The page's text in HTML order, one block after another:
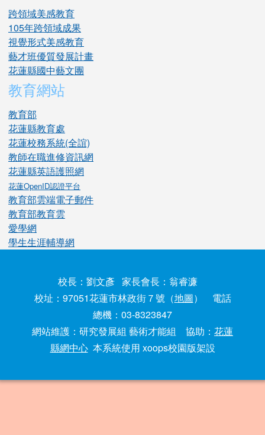
跨領域美感教育
105年跨領域成果
視覺形式美感教育
藝才班優質發展計畫
花蓮縣國中藝文團
教育網站
教育部
花蓮縣教育處
花蓮校務系統(全誼)
教師在職進修資訊網
花蓮縣英語護照網
花蓮OpenID認證平台
教育部雲端電子郵件
教育部教育雲
愛學網
學生生涯輔導網
校長：劉文彥 家長會長：翁睿濂
校址：97051花蓮市林政街７號（地圖） 電話
總機：03-8323847
網站維護：研究發展組 藝術才能組 協助： 花蓮
縣網中心本系統使用 xoops校園版架設